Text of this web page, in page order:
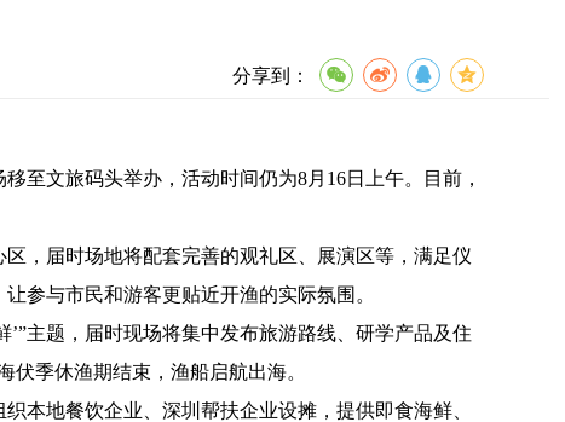
分享到：
文旅码头举办，活动时间仍为8月16日上午。目前，
，届时场地将配套完善的观礼区、展演区等，满足仪
参与市民和游客更贴近开渔的实际氛围。
主题，届时现场将集中发布旅游路线、研学产品及住
季休渔期结束，渔船启航出海。
地餐饮企业、深圳帮扶企业设摊，提供即食海鲜、